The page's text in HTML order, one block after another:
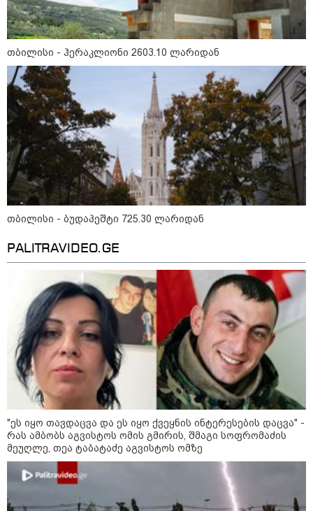
წელიწადნახევარში საქართველოში 164
ადამიანი დაიკარგა - 57 პირს ამ დრომდე
ეძებენ
14:07 / 09-08-2026
თბილისის ზღვაზე 17 წლის ბიჭი
დაიხრჩო - ცნობილი ხდება მისი
ვინაობა
12:27 / 09-08-2026
წალენჯიხის არტ-მეურნეობაში,
ნიკო კვარაცხელიას სახელობის
IT სკოლის კურსამთავრებულებს
სერტიფიკატები გადაეცათ
თბილისი - ჰერაკლიონი 2603.10 ლარიდან
თბილისი - ბუდაპეშტი 725.30 ლარიდან
PALITRAVIDEO.GE
"ეს იყო თავდაცვა და ეს იყო ქვეყნის ინტერესების დაცვა" -
რას ამბობს აგვისტოს ომის გმირის, შმაგი სოფრომაძის
მეუღლე, თეა ტაბატაძე აგვისტოს ომზე